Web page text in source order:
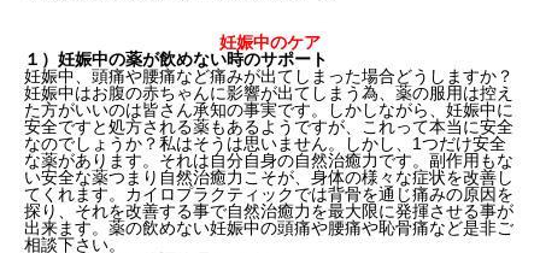
妊娠中のケア
１）妊娠中の薬が飲めない時のサポート
妊娠中、頭痛や腰痛など痛みが出てしまった場合どうしますか？
妊娠中はお腹の赤ちゃんに影響が出てしまう為、薬の服用は控え
た方がいいのは皆さん承知の事実です。しかしながら、妊娠中に
安全ですと処方される薬もあるようですが、これって本当に安全
なのでしょうか？私はそうは思いません。しかし、1つだけ安全
な薬があります。それは自分自身の自然治癒力です。副作用もな
い安全な薬つまり自然治癒力こそが、身体の様々な症状を改善し
てくれます。カイロプラクティックでは背骨を通じ痛みの原因を
探り、それを改善する事で自然治癒力を最大限に発揮させる事が
出来ます。薬の飲めない妊娠中の頭痛や腰痛や恥骨痛など是非ご
相談下さい。